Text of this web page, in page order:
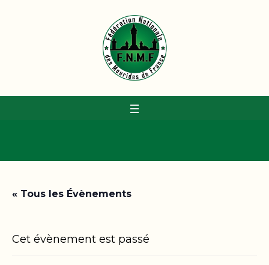
« Tous les Évènements
Cet évènement est passé